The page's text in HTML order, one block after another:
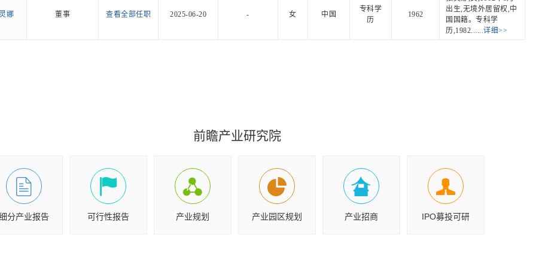
娜 董事 查看全部任职 2025-06-20 - 女 中国
专科学
历
1962
出生,无境外居留权,中
国国籍。专科学
历,1982......详细>>
前瞻产业研究院
分产业报告 可行性报告 产业规划 产业园区规划 产业招商 IPO募投可研